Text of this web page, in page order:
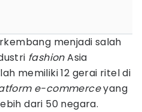
menjadi salah
fashionAsia
memiliki 12 gerai ritel di
e-commerceyang
dari 50 negara.